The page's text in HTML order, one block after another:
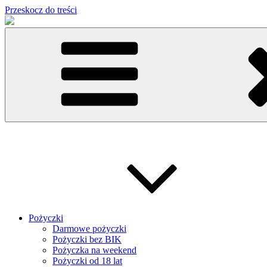
Przeskocz do treści
Pożyczki
Darmowe pożyczki
Pożyczki bez BIK
Pożyczka na weekend
Pożyczki od 18 lat